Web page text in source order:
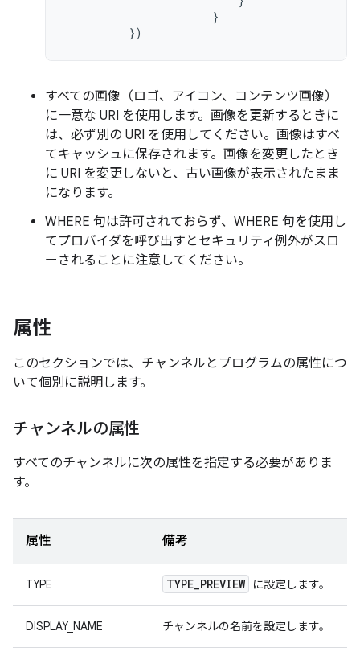
}
})
すべての画像（ロゴ、アイコン、コンテンツ画像）
に一意な URI を使用します。画像を更新するときに
は、必ず別の URI を使用してください。画像はすべ
てキャッシュに保存されます。画像を変更したとき
に URI を変更しないと、古い画像が表示されたまま
になります。
WHERE 句は許可されておらず、WHERE 句を使用し
てプロバイダを呼び出すとセキュリティ例外がスロ
ーされることに注意してください。
属性
このセクションでは、チャンネルとプログラムの属性につ
いて個別に説明します。
チャンネルの属性
すべてのチャンネルに次の属性を指定する必要がありま
す。
属性 備考
TYPE TYPE_PREVIEW に設定します。
DISPLAY_NAME チャンネルの名前を設定します。